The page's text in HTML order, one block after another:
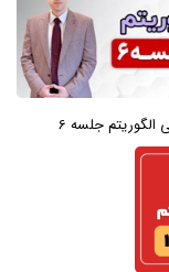
الگوریتم جلسه 6